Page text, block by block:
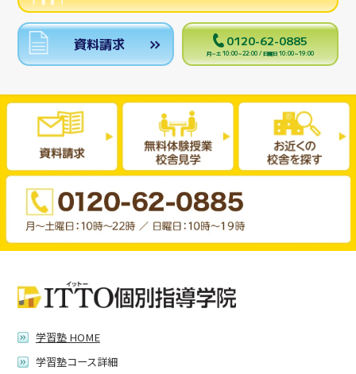
資料請求 0120-62-0885
月～土 10:00～22:00 / 日曜日 10:00～19:00
学習塾 HOME
学習塾コース詳細